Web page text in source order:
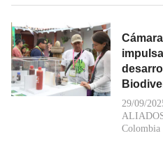
29/09/
Colombia